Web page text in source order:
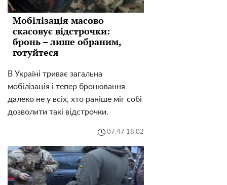
Мобілізація масово
скасовує відстрочки:
бронь – лише обраним,
готуйтеся
В Україні триває загальна
мобілізація і тепер бронювання
далеко не у всіх, хто раніше міг собі
дозволити такі відстрочки.
07:47 18.02